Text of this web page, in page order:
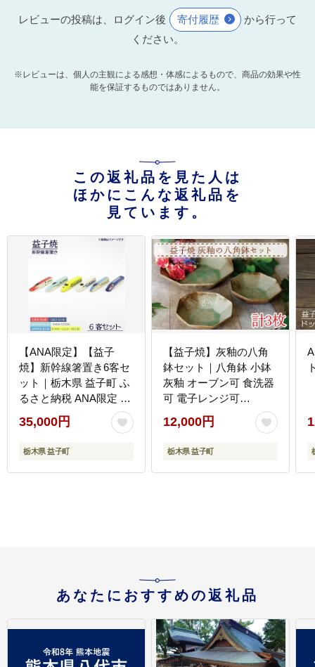
レビューの投稿は、ログイン後 寄付履歴
から行って
ください。
※レビューは、個人の主観による感想・体感によるもので、商品の効果や性
能を保証するものではありません。
この返礼品を見た人は
ほかにこんな返礼品を
見ています。
【ANA限定】【益子
焼】新幹線箸置き6客セ
ット｜栃木県 益子町 ふ
るさと納税 ANA限定 新
幹線 箸置き セット 陶器
（AS009）
35,000円
栃木県 益子町
【益子焼】灰釉の八角
鉢セット｜八角鉢 小鉢
灰釉 オーブン可 食洗器
可 電子レンジ可
（AH006）
12,000円
栃木県 益子町
あなたにおすすめの返礼品